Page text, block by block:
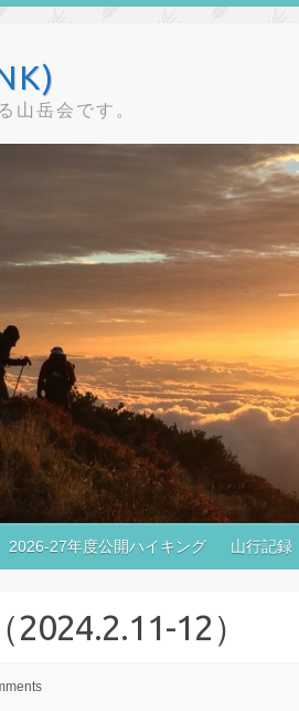
山岳会です。
2026-27年度公開ハイキング 山行記録
12）